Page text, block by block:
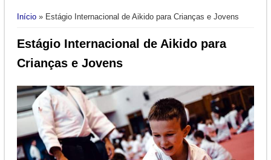
Está aqui
Início» Estágio Internacional de Aikido para Crianças e Jovens
Estágio Internacional de Aikido para
Crianças e Jovens